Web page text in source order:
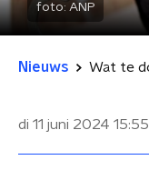
foto: ANP
Nieuws
di 11 juni 2024 15:55